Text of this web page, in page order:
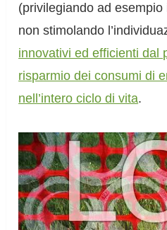
(privilegiando ad esempio
non stimolando
innovativi ed efficienti dal
risparmio dei consumi di
nell’intero ciclo di vita.